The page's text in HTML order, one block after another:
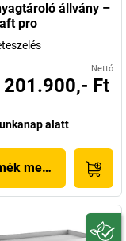
állvány –
pro
Nettó
201.900,- Ft
alatt
megjelenítése